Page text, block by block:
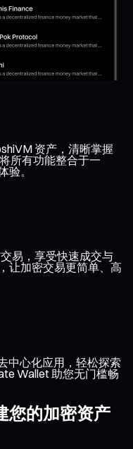
资产，清晰掌握
所有功能整合于一
验。
易，享受快速成交与
让加密交易更简单、高
中心化应用，轻松探索
Wallet 助您无门槛畅
您的加密资产